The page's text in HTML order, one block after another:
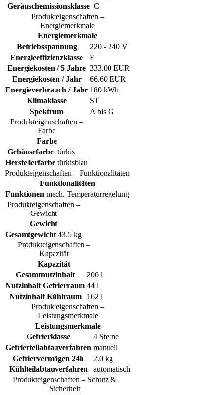
Geräuschemissionsklasse C
Produkteigenschaften –
Energiemerkmale
Energiemerkmale
Betriebsspannung
220 - 240 V
Energieeffizienzklasse
E
Energiekosten / 5 Jahre 333.00 EUR
Energiekosten / Jahr
66.60 EUR
Energieverbrauch / Jahr 180 kWh
Klimaklasse
ST
Spektrum
A bis G
Produkteigenschaften –
Farbe
Farbe
Gehäusefarbe türkis
Herstellerfarbe türkisblau
Produkteigenschaften – Funktionalitäten
Funktionalitäten
Funktionen mech. Temperaturregelung
Produkteigenschaften –
Gewicht
Gewicht
Gesamtgewicht 43.5 kg
Produkteigenschaften –
Kapazität
Kapazität
Gesamtnutzinhalt
206 l
Nutzinhalt Gefrierraum 44 l
Nutzinhalt Kühlraum
162 l
Produkteigenschaften –
Leistungsmerkmale
Leistungsmerkmale
Gefrierklasse
4 Sterne
Gefrierteilabtauverfahren manuell
Gefriervermögen 24h
2.0 kg
Kühlteilabtauverfahren
automatisch
Produkteigenschaften – Schutz &
Sicherheit